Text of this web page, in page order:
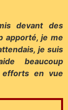
devant des
apporté, je me
je suis
beaucoup
en vue